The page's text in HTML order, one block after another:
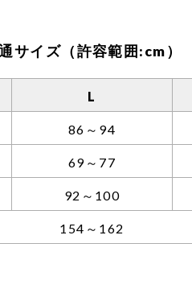
サイズ（許容範囲:cm）
L
86～94
69～77
92～100
154～162